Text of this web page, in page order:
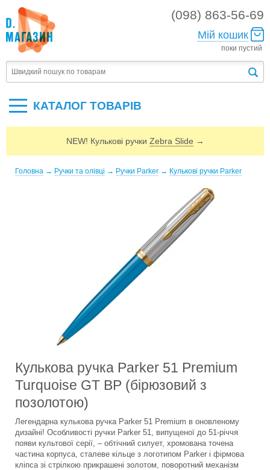
(098) 863-56-69
Мій кошик
поки пустий
КАТАЛОГ ТОВАРIВ
NEW! Кулькові ручки Zebra Slide →
Головна → Ручки та олівці → Ручки Parker → Кулькові ручки Parker
Кулькова ручка Parker 51 Premium
Turquoise GT BP (бірюзовий з
позолотою)
Легендарна кулькова ручка Parker 51 Premium в оновленому
дизайні! Особливості ручки Parker 51, випущеної до 51-річчя
появи культової серії, – обтічний силует, хромована точена
частина корпуса, сталеве кільце з логотипом Parker і фірмова
кліпса зі стрілкою прикрашені золотом, поворотний механізм